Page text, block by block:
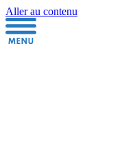
Aller au contenu